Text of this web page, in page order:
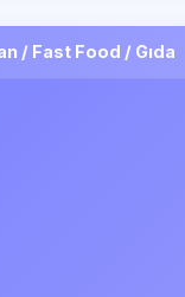
/ Fast Food / Gıda